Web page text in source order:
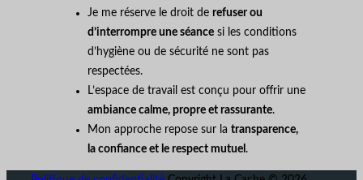
Je me réserve le droit de refuser ou
d’interrompre une séance si les conditions
d’hygiène ou de sécurité ne sont pas
respectées.
L’espace de travail est conçu pour offrir une
ambiance calme, propre et rassurante.
Mon approche repose sur la transparence,
la confiance et le respect mutuel .